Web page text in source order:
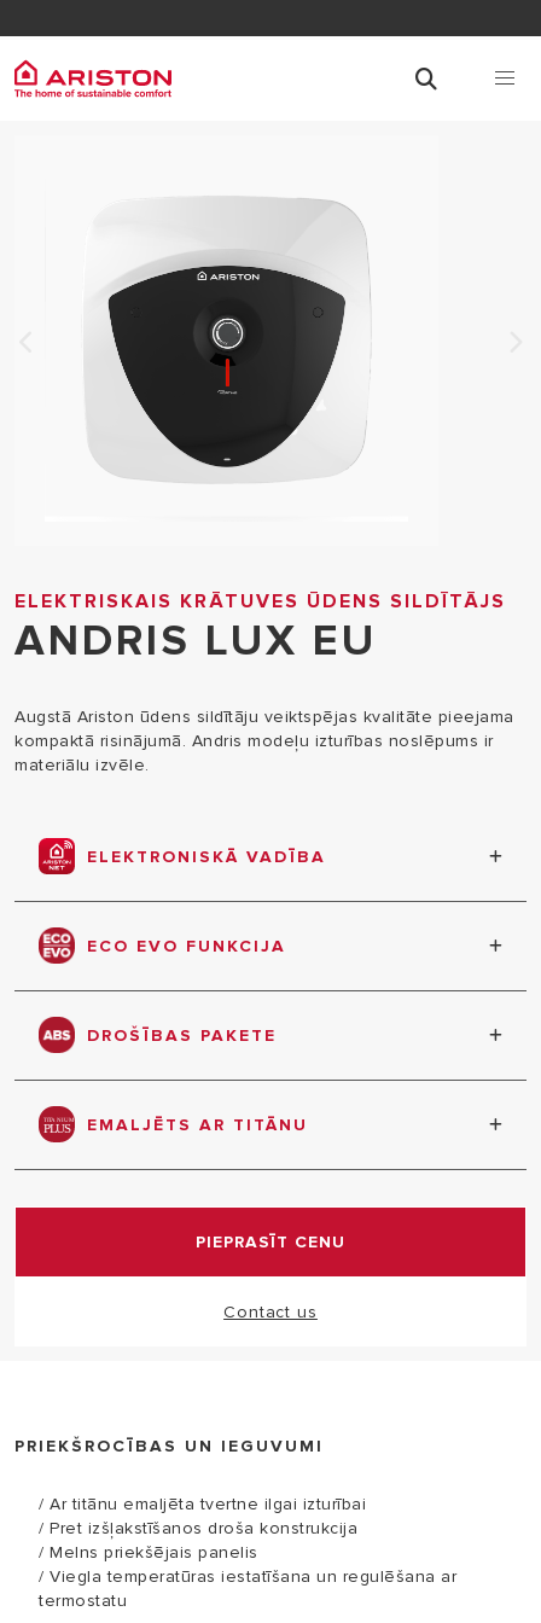
ELEKTRISKAIS KRĀTUVES ŪDENS SILDĪTĀJS
ANDRIS LUX EU
Augstā Ariston ūdens sildītāju veiktspējas kvalitāte pieejama
kompaktā risinājumā. Andris modeļu izturības noslēpums ir
materiālu izvēle.
ELEKTRONISKĀ VADĪBA
Elektroniskās vadības panelis ātrai un vieglai
lietošanai
ECO EVO FUNKCIJA
nodrošina līdz 14% ietaupījuma komunālo
pakalpojumu rēķinos
DROŠĪBAS PAKETE
elektroniskā pilnīgā drošības pakete piedāvā
vairākas sistēmas, lai maksimāli palielinātu gan
lietotāja, gan izstrādājuma drošību, tādejādi
EMALJĒTS AR TITĀNU
ekskluzīva tehnoloģija emaljēšanai ar titānu
PIEPRASĪT CENU
Contact us
PRIEKŠROCĪBAS UN IEGUVUMI
/ Ar titānu emaljēta tvertne ilgai izturībai
/ Pret izšļakstīšanos droša konstrukcija
/ Melns priekšējais panelis
/ Viegla temperatūras iestatīšana un regulēšana ar
termostatu